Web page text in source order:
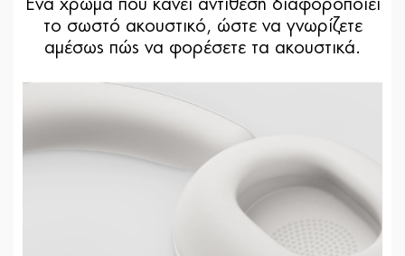
Ένα χρώμα που κάνει αντίθεση διαφοροποιεί
το σωστό ακουστικό, ώστε να γνωρίζετε
αμέσως πώς να φορέσετε τα ακουστικά.